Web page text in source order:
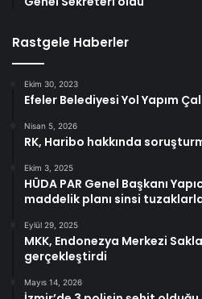
Rastgele Haberler
Ekim 30, 2023
Efeler Belediyesi Yol Yapım
Nisan 5, 2026
RK, Haribo hakkında
Ekim 3, 2025
HÜDA PAR Genel Başkanı
maddelik planı sinsi
Eylül 29, 2025
MKK, Endonezya Merkezi
gerçekleştirdi
Mayıs 14, 2026